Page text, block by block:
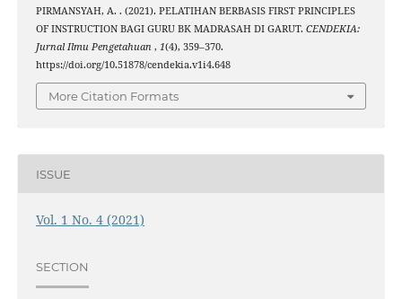
PIRMANSYAH, A. . (2021). PELATIHAN BERBASIS FIRST PRINCIPLES
OF INSTRUCTION BAGI GURU BK MADRASAH DI GARUT. CENDEKIA:
Jurnal Ilmu Pengetahuan , 1(4), 359–370.
https://doi.org/10.51878/cendekia.v1i4.648
More Citation Formats
ISSUE
Vol. 1 No. 4 (2021)
SECTION